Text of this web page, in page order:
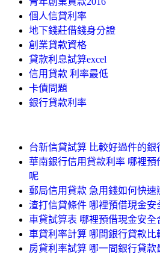
個人信貸利率
地下錢莊借錢身分證
創業貸款資格
貸款利息試算excel
信用貸款 利率最低
卡債問題
銀行貸款利率
台新信貸試算 比較好過件的銀
華南銀行信用貸款利率 哪裡
呢
郵局信用貸款 急用錢如何快速
渣打信貸條件 哪裡預借現金安
車貸試算表 哪裡預借現金安全
車貸利率計算 哪間銀行貸款
房貸利率試算 哪一間銀行貸款